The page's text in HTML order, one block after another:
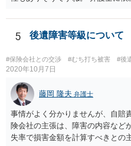
5 後遺障害等級について
#保険会社との交渉 #むち打ち被害 #後
2020年10月7日
藤岡 隆夫 弁護士
事情がよく分かりませんが、自賠
険会社の主張は、障害の内容など
失率で損害金額を計算すべきとの